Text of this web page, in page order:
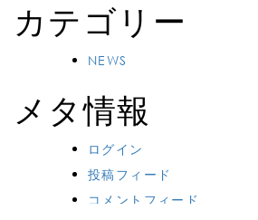
カテゴリー
NEWS
メタ情報
ログイン
投稿フィード
コメントフィード